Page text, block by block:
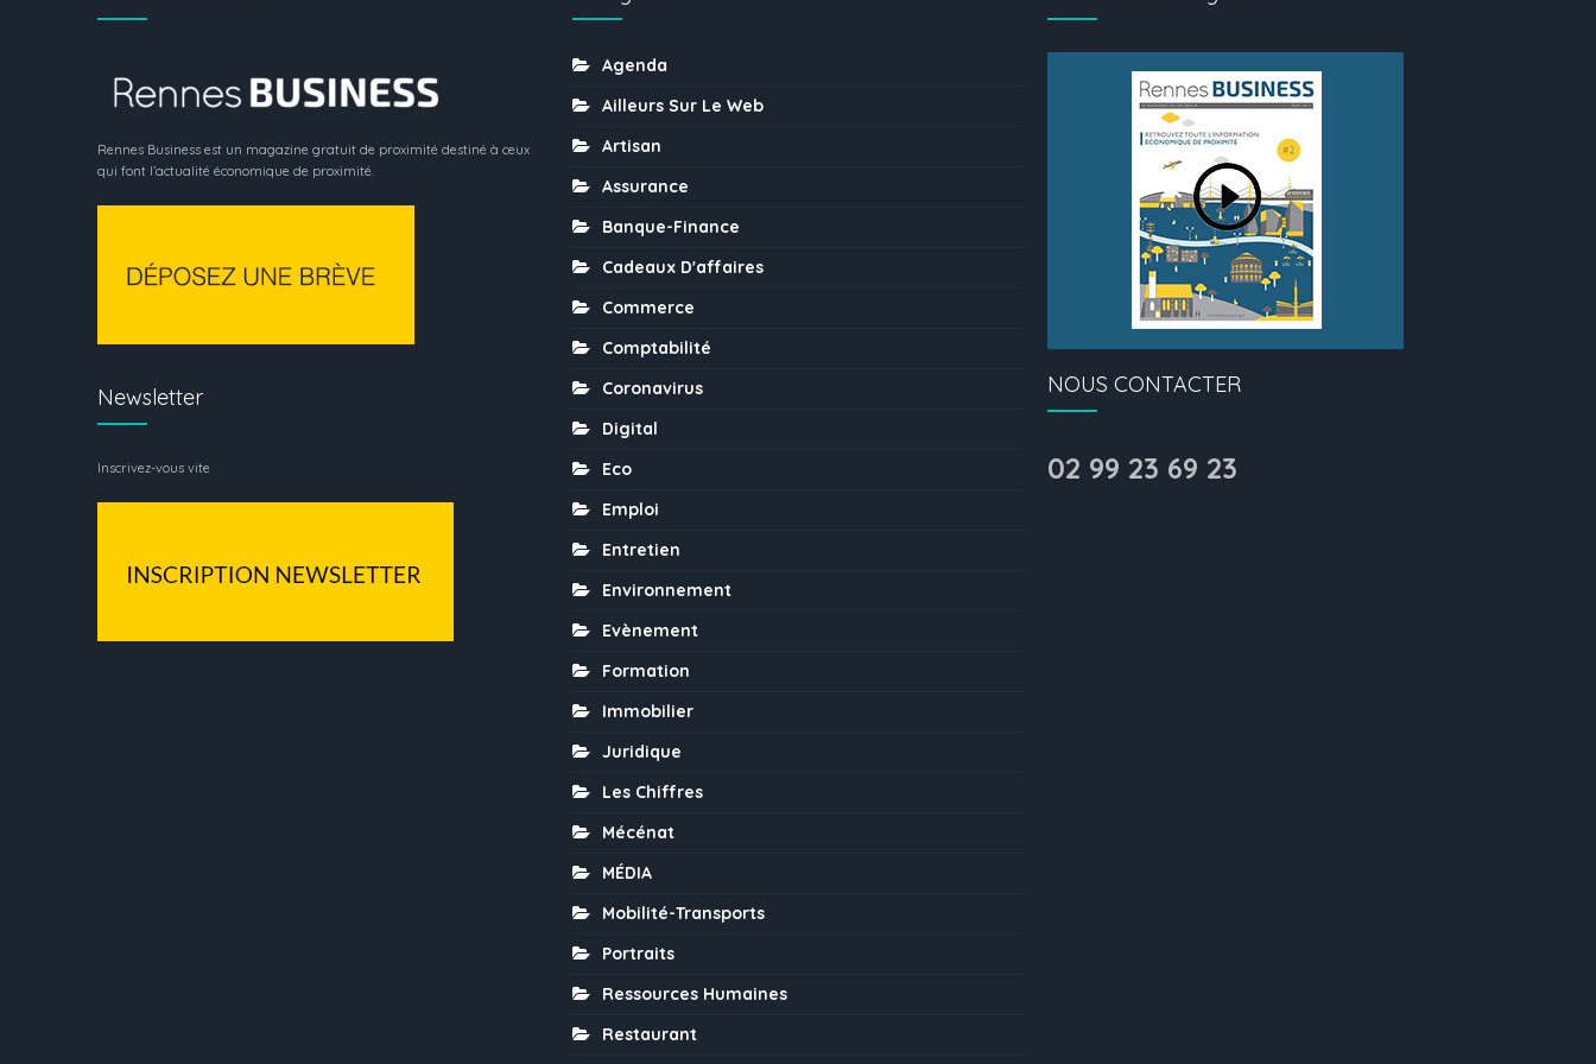
Rennes Business est un magazine gratuit de proximité destiné à ceux
qui font l’actualité économique de proximité.
Newsletter
Inscrivez-vous vite
Agenda
Ailleurs Sur Le Web
Artisan
Assurance
Banque-Finance
Cadeaux D'affaires
Commerce
Comptabilité
Coronavirus
Digital
Eco
Emploi
Entretien
Environnement
Evènement
Formation
Immobilier
Juridique
Les Chiffres
Mécénat
MÉDIA
Mobilité-Transports
Portraits
Ressources Humaines
Restaurant
NOUS CONTACTER
02 99 23 69 23